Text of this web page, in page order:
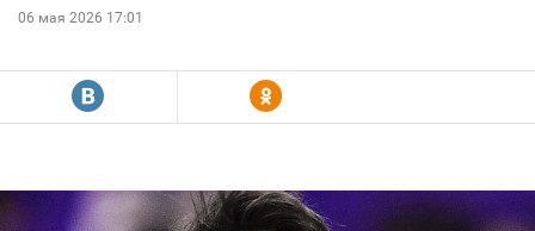
06 мая 2026 17:01
R Y